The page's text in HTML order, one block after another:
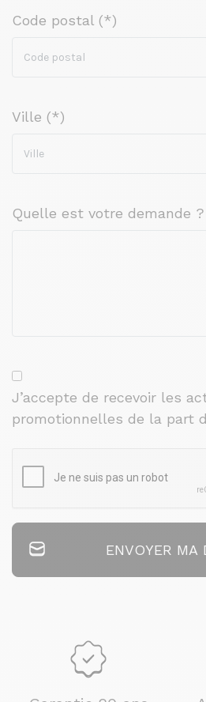
Code postal (*)
Ville (*)
Quelle est votre demande ?
J’accepte de recevoir les
promotionnelles de la part
ENVOYER MA